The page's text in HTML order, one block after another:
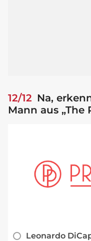
12/12 Na,
Mann aus „The
Leonardo